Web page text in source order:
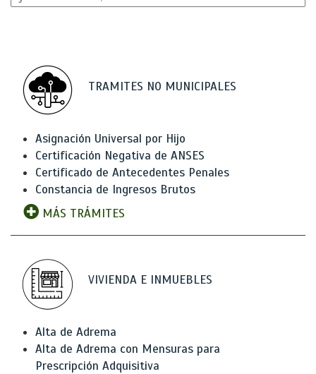
TRAMITES NO MUNICIPALES
Asignación Universal por Hijo
Certificación Negativa de ANSES
Certificado de Antecedentes Penales
Constancia de Ingresos Brutos
MÁS TRÁMITES
VIVIENDA E INMUEBLES
Alta de Adrema
Alta de Adrema con Mensuras para
Prescripción Adquisitiva